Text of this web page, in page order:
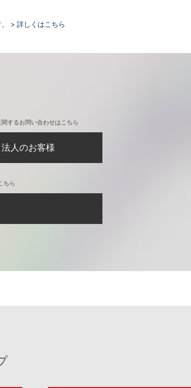
> 詳しくはこちら
関するお問い合わせはこちら
法人のお客様
ちら